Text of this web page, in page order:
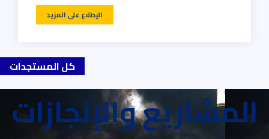
الإطلاع على المزيد
كل المستجدات
المشاريع والإنجازات